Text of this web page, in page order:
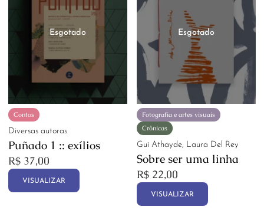
Contos
Diversas autoras
Puñado 1 :: exílios
R$ 37,00
VISUALIZAR
Crônicas
Fotografia e artes visuais
Gui Athayde, Laura Del Rey
Sobre ser uma linha
R$ 22,00
VISUALIZAR